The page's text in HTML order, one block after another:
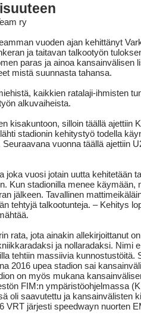
ry
vuoden ajan kehittänyt
ja taitavan talkootyön
paras ja ainoa kansainvälisen
mistä suunnasta tahansa.
kaikkien ratalaji-ihmisten
alkuvaiheista.
kisakuntoon, silloin täällä ajettiin
stadionin kehitystyö todella
vuonna täällä ajettiin
joka vuosi jotain uutta kehitetään
Kun stadionilla menee käymään,
jälkeen. Tavallinen
tehtyjä talkootunteja. – Kehitys
rata, jota ainakin allekirjoittanut
ja nollaradaksi. Nimi
tehtiin massiivia kunnostustöitä.
2016 upea stadion sai
on myös mukana
FIM:n ympäristöohjelmassa
oli saavutettu ja kansainvälisten
VRT järjesti speedwayn nuorten